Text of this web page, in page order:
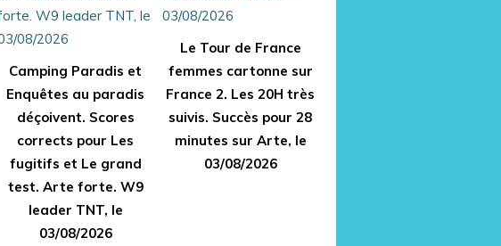
Camping Paradis et
Enquêtes au paradis
déçoivent. Scores
corrects pour Les
fugitifs et Le grand
test. Arte forte. W9
leader TNT, le
03/08/2026
Le Tour de France
femmes cartonne sur
France 2. Les 20H très
suivis. Succès pour 28
minutes sur Arte, le
03/08/2026